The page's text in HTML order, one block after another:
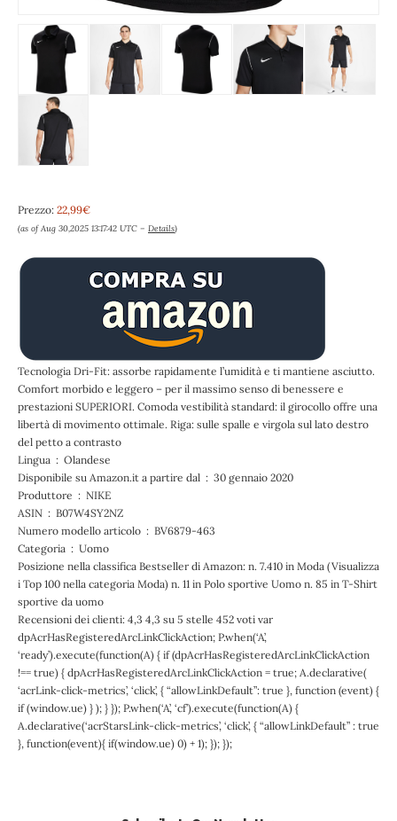
Prezzo: 22,99€
(as of Aug 30,2025 13:17:42 UTC – Details)
Tecnologia Dri-Fit: assorbe rapidamente l’umidità e ti mantiene asciutto.
Comfort morbido e leggero – per il massimo senso di benessere e
prestazioni SUPERIORI. Comoda vestibilità standard: il girocollo offre una
libertà di movimento ottimale. Riga: sulle spalle e virgola sul lato destro
del petto a contrasto
Lingua ‏ : ‎ Olandese
Disponibile su Amazon.it a partire dal ‏ : ‎ 30 gennaio 2020
Produttore ‏ : ‎ NIKE
ASIN ‏ : ‎ B07W4SY2NZ
Numero modello articolo ‏ : ‎ BV6879-463
Categoria ‏ : ‎ Uomo
Posizione nella classifica Bestseller di Amazon: n. 7.410 in Moda (Visualizza
i Top 100 nella categoria Moda) n. 11 in Polo sportive Uomo n. 85 in T-Shirt
sportive da uomo
Recensioni dei clienti: 4,3 4,3 su 5 stelle 452 voti var
dpAcrHasRegisteredArcLinkClickAction; P.when(‘A’,
‘ready’).execute(function(A) { if (dpAcrHasRegisteredArcLinkClickAction
!== true) { dpAcrHasRegisteredArcLinkClickAction = true; A.declarative(
‘acrLink-click-metrics’, ‘click’, { “allowLinkDefault”: true }, function (event) {
if (window.ue) } ); } }); P.when(‘A’, ‘cf’).execute(function(A) {
A.declarative(‘acrStarsLink-click-metrics’, ‘click’, { “allowLinkDefault” : true
}, function(event){ if(window.ue) 0) + 1); }); });